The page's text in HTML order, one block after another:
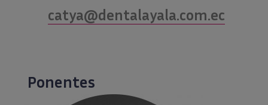
catya@dentalayala.com.ec
Ponentes